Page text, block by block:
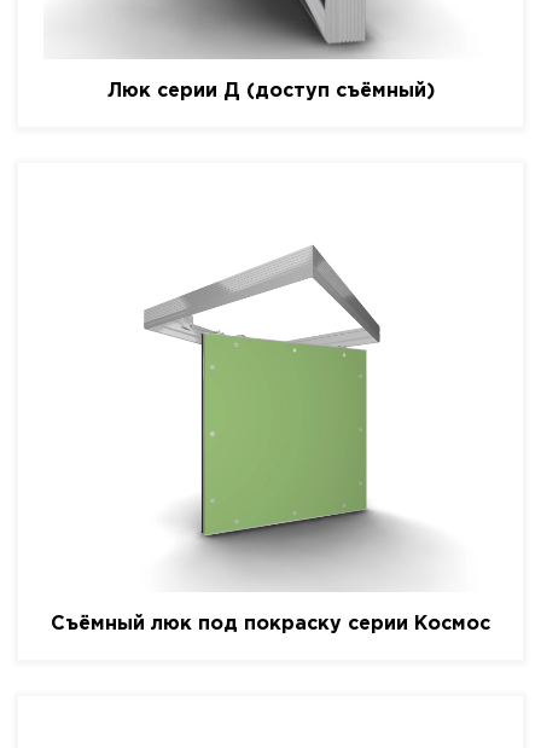
Люк серии Д (доступ съёмный)
Съёмный люк под покраску серии Космос